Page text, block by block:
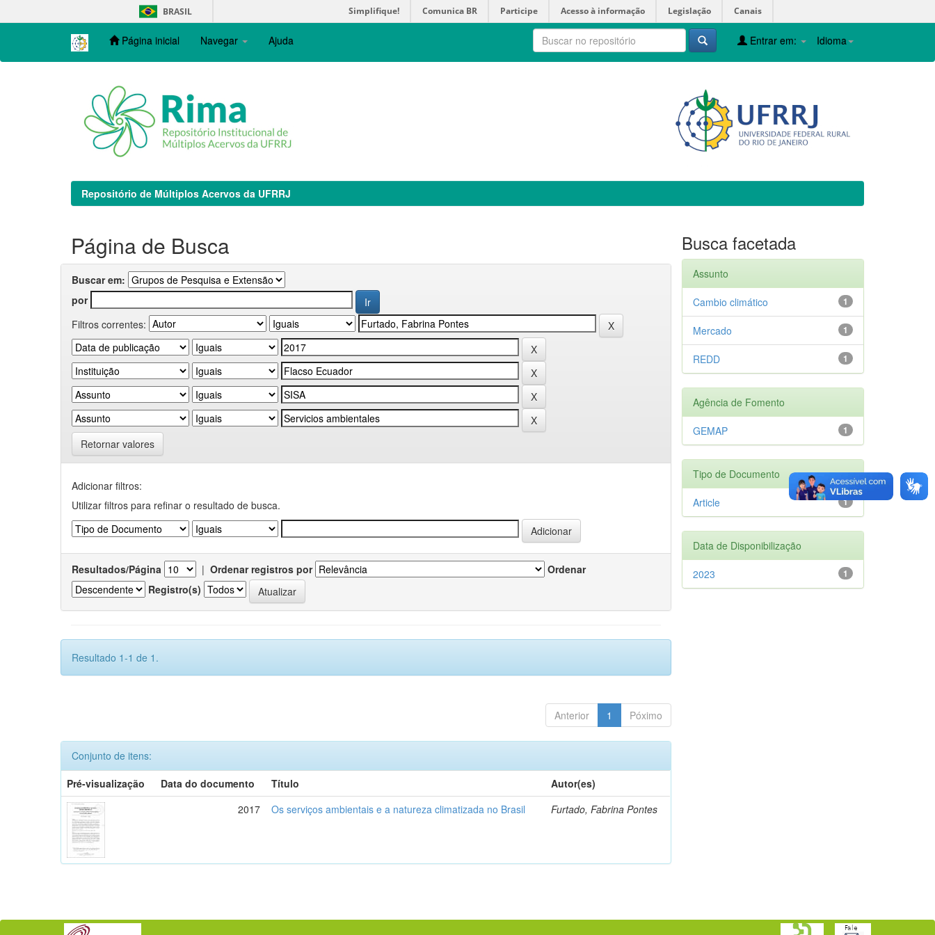
navigation
BRASIL Simplifique! Comunica BR Participe Acesso à informação Legislação Canais
Página inicial Navegar Ajuda Idioma
Entrar em:
Repositório de Múltiplos Acervos da UFRRJ
Página de Busca
Buscar em:
por
Filtros correntes:
Retornar valores
Adicionar filtros:
Utilizar filtros para refinar o resultado de busca.
Resultados/Página | Ordenar registros por
Ordenar
Registro(s)
Resultado 1-1 de 1.
Anterior 1 Póximo
Conjunto de itens:
Pré-visualização
Data do documento Título
Autor(es)
2017
Os serviços ambientais e a natureza climatizada no Brasil Furtado, Fabrina Pontes
Busca facetada
Assunto
1
Cambio climático
1
Mercado
1
REDD
Agência de Fomento
1
GEMAP
Tipo de Documento
1
Article
Data de Disponibilização
1
2023